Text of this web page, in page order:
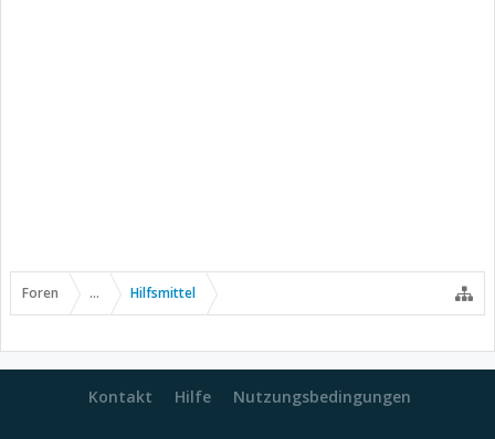
Foren ... Hilfsmittel
Kontakt Hilfe Nutzungsbedingungen